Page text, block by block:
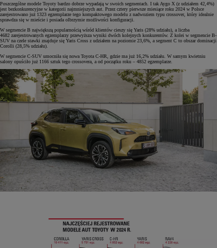
Poszczególne modele Toyoty bardzo dobrze wypadają w swoich segmentach. I tak Aygo X (z udziałem 42,4%)
jest bezkonkurencyjne w kategorii najmniejszych aut. Przez cztery pierwsze miesiące roku 2024 w Polsce
zarejestrowano już 1323 egzemplarze tego kompaktowego modelu z nadwoziem typu crossover, który idealnie
sprawdza się w mieście i posiada olbrzymie możliwości konfiguracji.
W segmencie B największą popularnością wśród klientów cieszy się Yaris (28% udziału), a liczba
4682 zarejestrowanych egzemplarzy przewyższa wyniki dwóch kolejnych konkurentów. Z kolei w segmencie B-
SUV na czele stawki znajduje się Yaris Cross z udziałem na poziomie 23,6%, a segment C to obszar dominacji
Corolli (28,5% udziału).
W segmencie C-SUV umocniła się nowa Toyota C-HR, gdzie ma już 16,2% udziału. W samym kwietniu
salony opuściło już 1166 sztuk tego crossovera, a od początku roku – 4852 egzemplarze.